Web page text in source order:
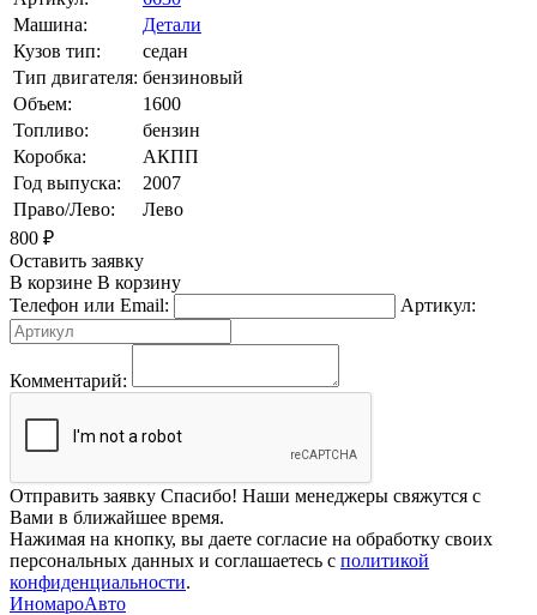
Машина:
Детали
Кузов тип:
седан
Тип двигателя: бензиновый
Объем:
1600
Топливо:
бензин
Коробка:
АКПП
Год выпуска:
2007
Право/Лево:
Лево
800 ₽
Оставить заявку
В корзине В корзину
Телефон или Email:
Артикул:
Комментарий:
Отправить заявку Спасибо! Наши менеджеры свяжутся с
Вами в ближайшее время.
Нажимая на кнопку, вы даете согласие на обработку своих
персональных данных и соглашаетесь с политикой
конфиденциальности.
ИномароАвто